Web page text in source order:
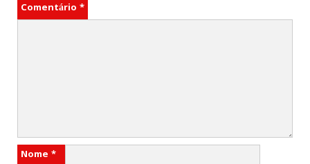
Comentário *
Nome *